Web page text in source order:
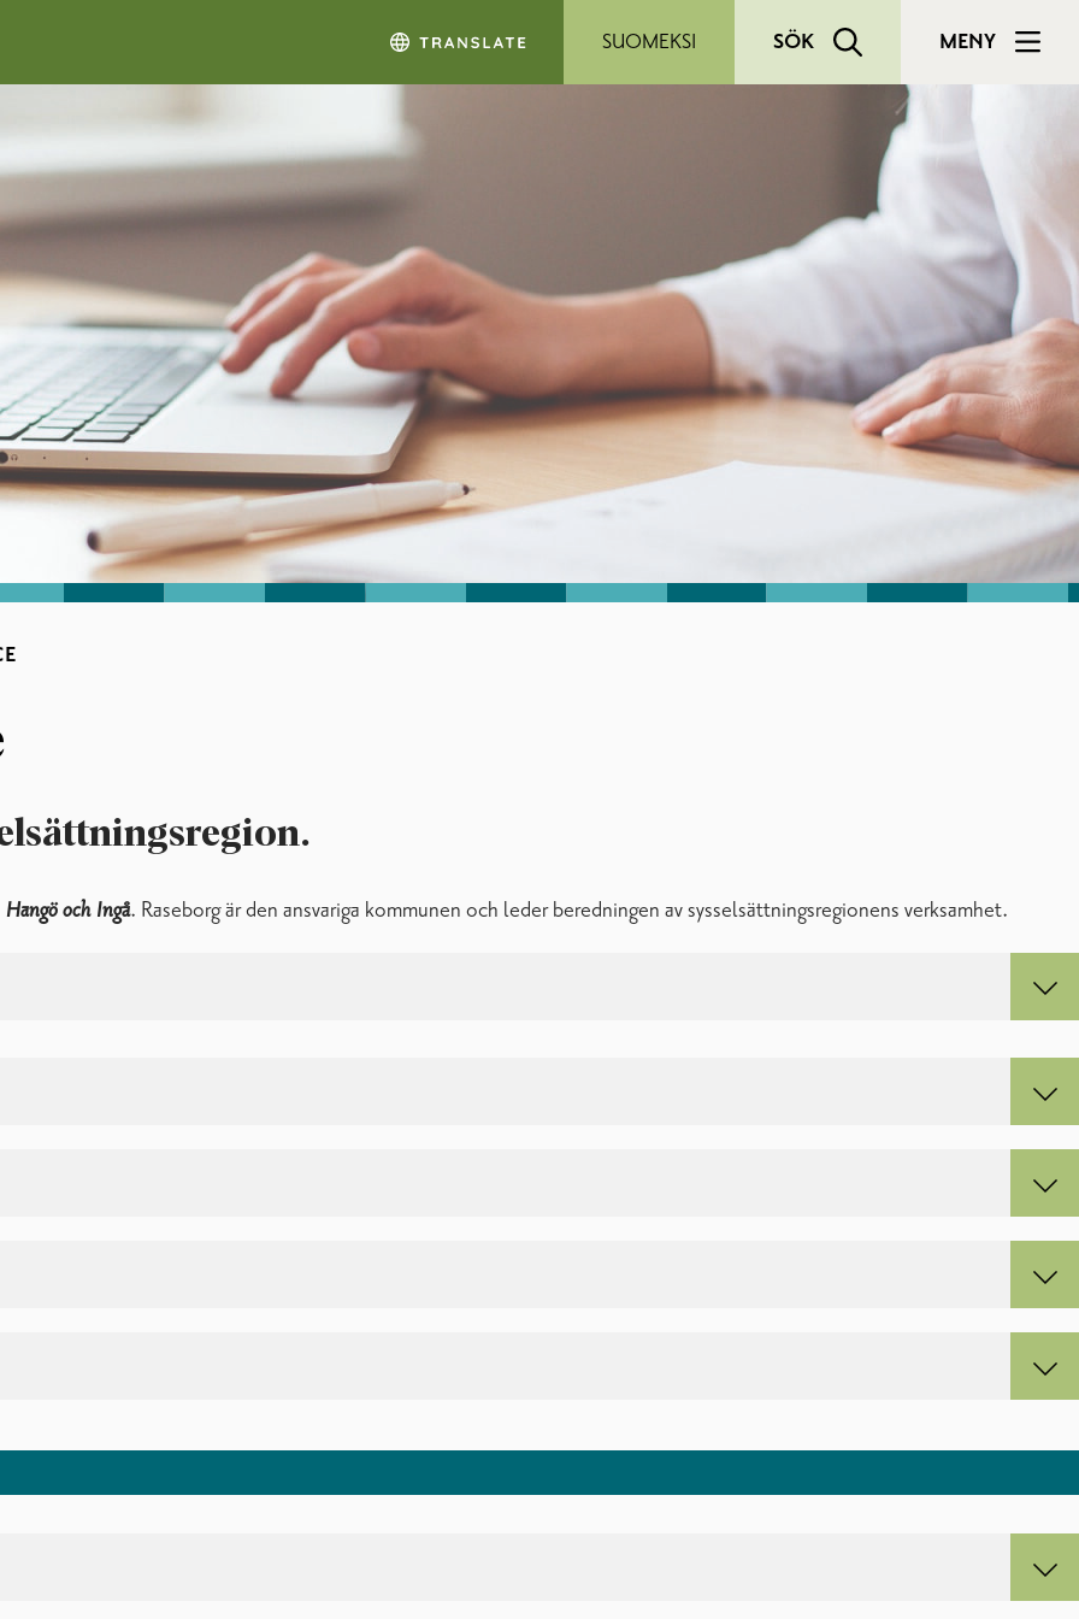
SUOMEKSI SÖK MENY
Hangö och Ingå. Raseborg är den ansvariga kommunen och leder beredningen av sysselsättningsregionens verksamhet.